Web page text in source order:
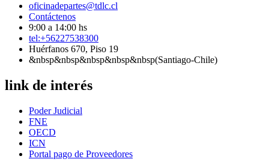
oficinadepartes@tdlc.cl
Contáctenos
9:00 a 14:00 hs
tel:+56227538300
Huérfanos 670, Piso 19
&nbsp&nbsp&nbsp&nbsp&nbsp(Santiago-Chile)
link de interés
Poder Judicial
FNE
OECD
ICN
Portal pago de Proveedores